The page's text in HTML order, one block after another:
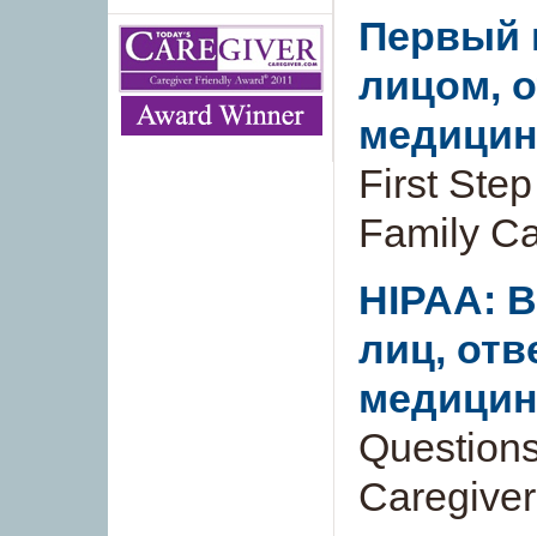
Первый
лицом,
First
Family
HIPAA:
лиц,